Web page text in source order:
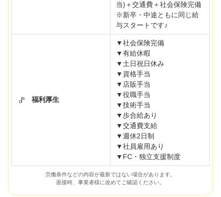
当)＋交通費＋社会保険完備
※新卒・中途ともに同じ給
与スタートです♪
福利厚生
▼社会保険完備
▼有給休暇
▼土日祝日休み
▼資格手当
▼店販手当
▼役職手当
▼技術手当
▼歩合給あり
▼交通費支給
▼週休2日制
▼社員雇用あり
▼FC・独立支援制度
労働条件などの内容が最新ではない場合があります。
面接時、事業者様に改めてご確認ください。